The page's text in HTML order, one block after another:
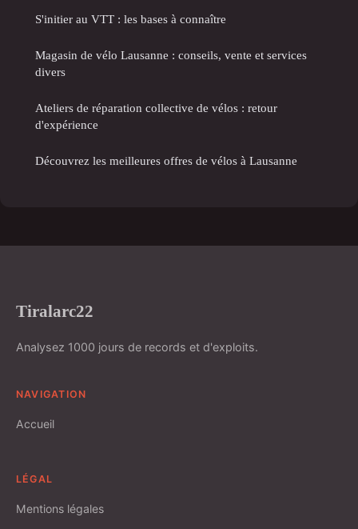
S'initier au VTT : les bases à connaître
Magasin de vélo Lausanne : conseils, vente et services
divers
Ateliers de réparation collective de vélos : retour
d'expérience
Découvrez les meilleures offres de vélos à Lausanne
Tiralarc22
Analysez 1000 jours de records et d'exploits.
NAVIGATION
Accueil
LÉGAL
Mentions légales